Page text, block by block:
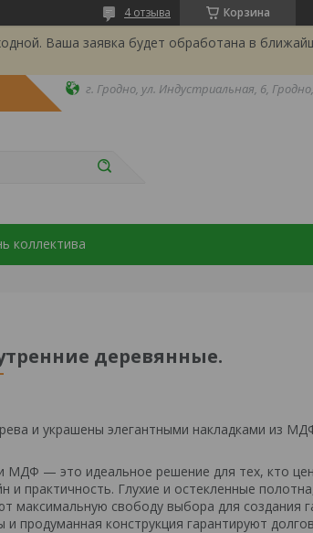
Корзина
4 отзыва
Ваша заявка будет обработана в
г. Гродно, ул. Индустриальная, 6,
коллектива
деревянные.
и украшены элегантными накладками из
МДФ — это идеальное решение для тех, кто
и практичность. Глухие и остекленные
максимальную свободу выбора для создания
продуманная конструкция гарантируют